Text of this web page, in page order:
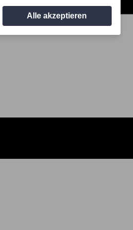
Alle akzeptieren